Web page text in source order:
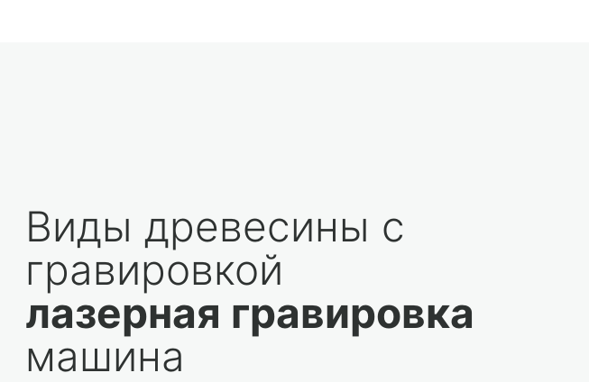
Виды древесины с
гравировкой
лазерная гравировка
машина